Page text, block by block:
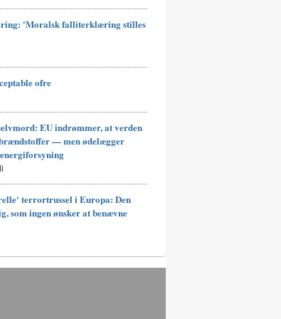
'Moralsk falliterklæring stilles
ofre
EU indrømmer, at verden
— men ødelægger
terrortrussel i Europa: Den
som ingen ønsker at benævne